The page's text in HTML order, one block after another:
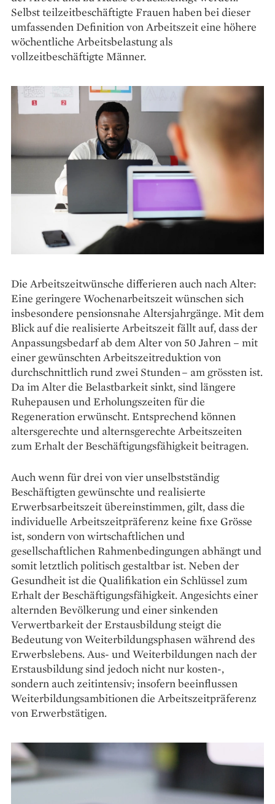
Selbst teilzeitbeschäftigte Frauen haben bei dieser
umfassenden Definition von Arbeitszeit eine höhere
wöchentliche Arbeitsbelastung als
vollzeitbeschäftigte Männer.
Die Arbeitszeitwünsche differieren auch nach Alter:
Eine geringere Wochenarbeitszeit wünschen sich
insbesondere pensionsnahe Altersjahrgänge. Mit dem
Blick auf die realisierte Arbeitszeit fällt auf, dass der
Anpassungs­bedarf ab dem Alter von 50 Jahren – mit
einer gewünschten Arbeitszeitreduktion von
durchschnittlich rund zwei Stunden – am grössten ist.
Da im Alter die Belastbarkeit sinkt, sind längere
Ruhepausen und Erholungszeiten für die
Regeneration erwünscht. Entsprechend können
altersgerechte und alternsgerechte Arbeitszeiten
zum Erhalt der Beschäftigungsfähigkeit beitragen.
Auch wenn für drei von vier unselbstständig
Beschäftigten gewünschte und realisierte
Erwerbsarbeitszeit übereinstimmen, gilt, dass die
individuelle Arbeitszeitpräferenz keine fixe Grösse
ist, sondern von wirtschaftlichen und
gesellschaftlichen Rahmenbedingungen abhängt und
somit letztlich politisch gestaltbar ist. Neben der
Gesundheit ist die Qualifikation ein Schlüssel zum
Erhalt der Beschäftigungsfähigkeit. Angesichts einer
alternden Bevölkerung und einer sinkenden
Verwertbarkeit der Erstausbildung steigt die
Bedeutung von Weiterbildungsphasen während des
Erwerbslebens. Aus- und Weiterbildungen nach der
Erstausbildung sind jedoch nicht nur kosten-,
sondern auch zeitintensiv; insofern beeinflussen
Weiterbildungsambitionen die Arbeitszeitpräferenz
von Erwerbstätigen.